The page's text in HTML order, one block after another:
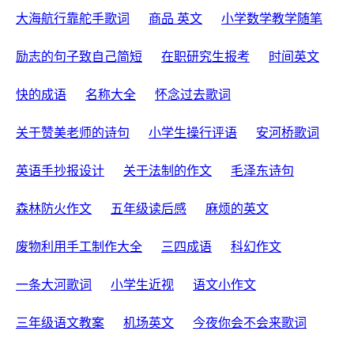
大海航行靠舵手歌词 商品 英文 小学数学教学随笔
励志的句子致自己简短 在职研究生报考 时间英文
快的成语 名称大全 怀念过去歌词
关于赞美老师的诗句 小学生操行评语 安河桥歌词
英语手抄报设计 关于法制的作文 毛泽东诗句
森林防火作文 五年级读后感 麻烦的英文
废物利用手工制作大全 三四成语 科幻作文
一条大河歌词 小学生近视 语文小作文
三年级语文教案 机场英文 今夜你会不会来歌词